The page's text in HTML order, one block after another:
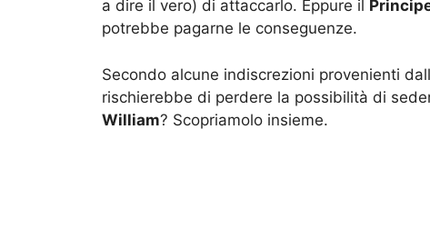
a dire il vero) di attaccarlo. Eppure il
potrebbe pagarne le conseguenze.
Secondo alcune indiscrezioni provenienti
rischierebbe di perdere la possibilità di
William? Scopriamolo insieme.